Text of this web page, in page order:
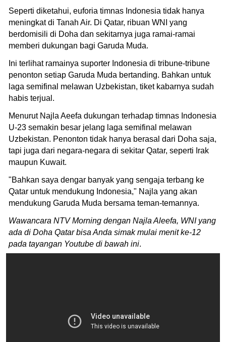
Seperti diketahui, euforia timnas Indonesia tidak hanya
meningkat di Tanah Air. Di Qatar, ribuan WNI yang
berdomisili di Doha dan sekitarnya juga ramai-ramai
memberi dukungan bagi Garuda Muda.
Ini terlihat ramainya suporter Indonesia di tribune-tribune
penonton setiap Garuda Muda bertanding. Bahkan untuk
laga semifinal melawan Uzbekistan, tiket kabarnya sudah
habis terjual.
Menurut Najla Aeefa dukungan terhadap timnas Indonesia
U-23 semakin besar jelang laga semifinal melawan
Uzbekistan. Penonton tidak hanya berasal dari Doha saja,
tapi juga dari negara-negara di sekitar Qatar, seperti Irak
maupun Kuwait.
"Bahkan saya dengar banyak yang sengaja terbang ke
Qatar untuk mendukung Indonesia," Najla yang akan
mendukung Garuda Muda bersama teman-temannya.
Wawancara NTV Morning dengan Najla Aleefa, WNI yang
ada di Doha Qatar bisa Anda simak mulai menit ke-12
pada tayangan Youtube di bawah ini.